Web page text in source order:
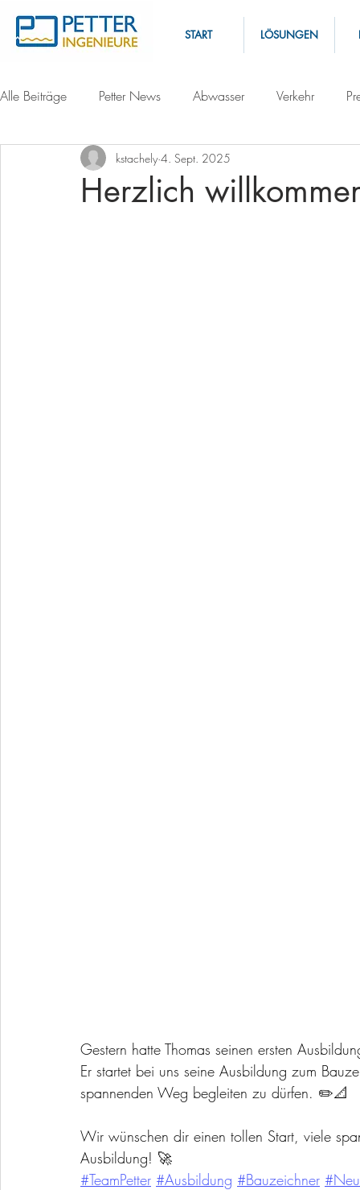
START LÖSUNGEN
Alle Beiträge Petter News Abwasser Verkehr
Herzlich
kstachely 4. Sept. 2025
Gestern hatte Thomas seinen ersten
Er startet bei uns seine Ausbildung zum
spannenden Weg begleiten zu dürfen. ✏️📐
Wir wünschen dir einen tollen Start, viele
Ausbildung! 🚀
#TeamPetter #Ausbildung #Bauzeichner